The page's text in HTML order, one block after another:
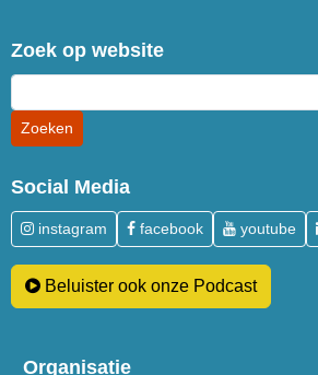
Zoek op website
Social Media
instagram facebook youtube
Beluister ook onze Podcast
Organisatie